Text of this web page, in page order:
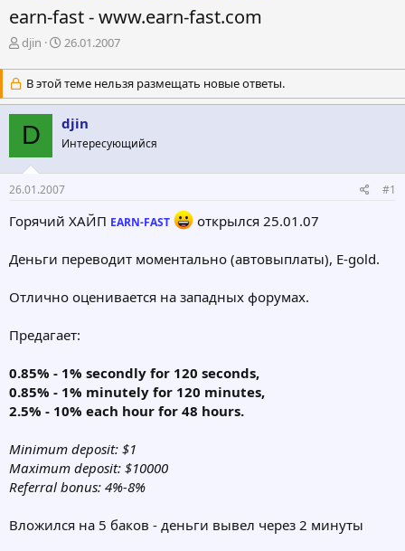
earn-fast - www.earn-fast.com
А
т
о
р
т
е
м
ы
djin
Д
т
а
н
а
ч
л
а
26.01.2007
В этой теме нельзя размещать новые ответы.
D djin
Интересующийся
26.01.2007 #1
Горячий ХАЙП EARN-FAST открылся 25.01.07
Деньги переводит моментально (автовыплаты), E-gold.
Отлично оценивается на западных форумах.
Предагает:
0.85% - 1% secondly for 120 seconds,
0.85% - 1% minutely for 120 minutes,
2.5% - 10% each hour for 48 hours.
Minimum deposit: $1
Maximum deposit: $10000
Referral bonus: 4%-8%
Вложился на 5 баков - деньги вывел через 2 минуты